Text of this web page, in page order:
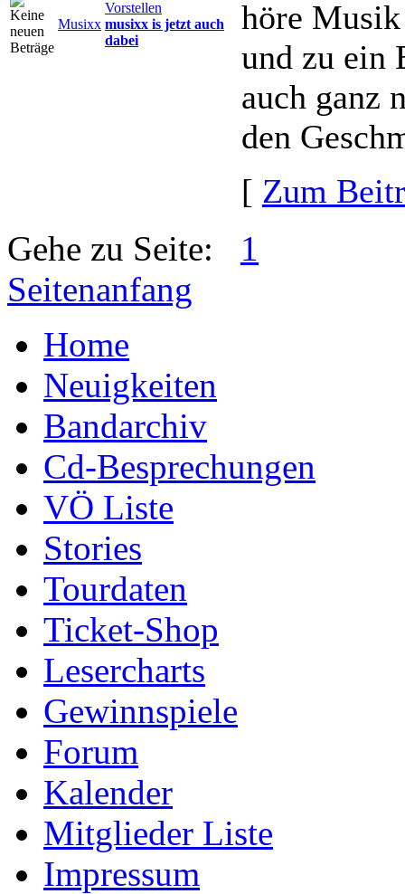
Musixx
Vorstellen
musixx is jetzt auch
dabei
höre Musik
und zu ein
auch ganz
den
[ Zum
Gehe zu Seite: 1
Seitenanfang
Home
Neuigkeiten
Bandarchiv
Cd-Besprechungen
VÖ Liste
Stories
Tourdaten
Ticket-Shop
Lesercharts
Gewinnspiele
Forum
Kalender
Mitglieder Liste
Impressum